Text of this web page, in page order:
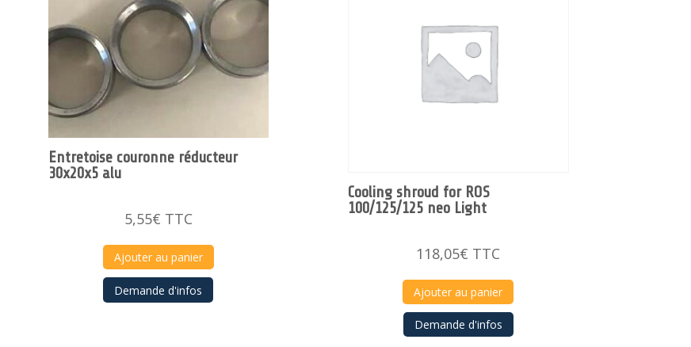
Entretoise couronne réducteur
30x20x5 alu
5,55€ TTC
Ajouter au panier
Demande d'infos
Cooling shroud for ROS
100/125/125 neo Light
118,05€ TTC
Ajouter au panier
Demande d'infos